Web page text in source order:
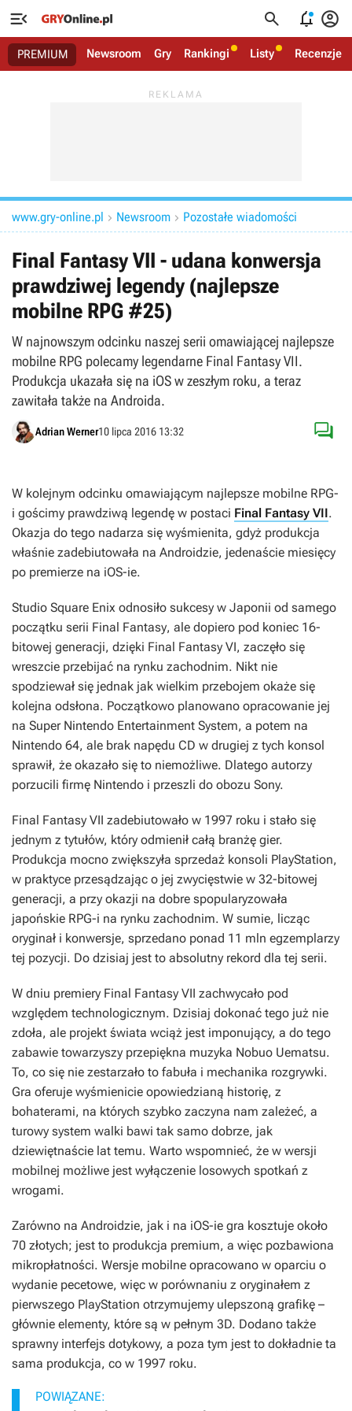
   
PREMIUM Newsroom Gry Rankingi Listy Recenzje
www.gry-online.pl  Newsroom  Pozostałe wiadomości
Final Fantasy VII - udana konwersja
prawdziwej legendy (najlepsze
mobilne RPG #25)
W najnowszym odcinku naszej serii omawiającej najlepsze
mobilne RPG polecamy legendarne Final Fantasy VII.
Produkcja ukazała się na iOS w zeszłym roku, a teraz
zawitała także na Androida.
Adrian Werner10 lipca 2016 13:32 
W kolejnym odcinku omawiającym najlepsze mobilne RPG-
i gościmy prawdziwą legendę w postaci Final Fantasy VII.
Okazja do tego nadarza się wyśmienita, gdyż produkcja
właśnie zadebiutowała na Androidzie, jedenaście miesięcy
po premierze na iOS-ie.
Studio Square Enix odnosiło sukcesy w Japonii od samego
początku serii Final Fantasy, ale dopiero pod koniec 16-
bitowej generacji, dzięki Final Fantasy VI, zaczęło się
wreszcie przebijać na rynku zachodnim. Nikt nie
spodziewał się jednak jak wielkim przebojem okaże się
kolejna odsłona. Początkowo planowano opracowanie jej
na Super Nintendo Entertainment System, a potem na
Nintendo 64, ale brak napędu CD w drugiej z tych konsol
sprawił, że okazało się to niemożliwe. Dlatego autorzy
porzucili firmę Nintendo i przeszli do obozu Sony.
Final Fantasy VII zadebiutowało w 1997 roku i stało się
jednym z tytułów, który odmienił całą branżę gier.
Produkcja mocno zwiększyła sprzedaż konsoli PlayStation,
w praktyce przesądzając o jej zwycięstwie w 32-bitowej
generacji, a przy okazji na dobre spopularyzowała
japońskie RPG-i na rynku zachodnim. W sumie, licząc
oryginał i konwersje, sprzedano ponad 11 mln egzemplarzy
tej pozycji. Do dzisiaj jest to absolutny rekord dla tej serii.
W dniu premiery Final Fantasy VII zachwycało pod
względem technologicznym. Dzisiaj dokonać tego już nie
zdoła, ale projekt świata wciąż jest imponujący, a do tego
zabawie towarzyszy przepiękna muzyka Nobuo Uematsu.
To, co się nie zestarzało to fabuła i mechanika rozgrywki.
Gra oferuje wyśmienicie opowiedzianą historię, z
bohaterami, na których szybko zaczyna nam zależeć, a
turowy system walki bawi tak samo dobrze, jak
dziewiętnaście lat temu. Warto wspomnieć, że w wersji
mobilnej możliwe jest wyłączenie losowych spotkań z
wrogami.
Zarówno na Androidzie, jak i na iOS-ie gra kosztuje około
70 złotych; jest to produkcja premium, a więc pozbawiona
mikropłatności. Wersje mobilne opracowano w oparciu o
wydanie pecetowe, więc w porównaniu z oryginałem z
pierwszego PlayStation otrzymujemy ulepszoną grafikę –
głównie elementy, które są w pełnym 3D. Dodano także
sprawny interfejs dotykowy, a poza tym jest to dokładnie ta
sama produkcja, co w 1997 roku.
POWIĄZANE: